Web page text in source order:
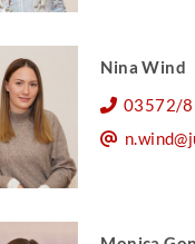
Nina Wind
03572/